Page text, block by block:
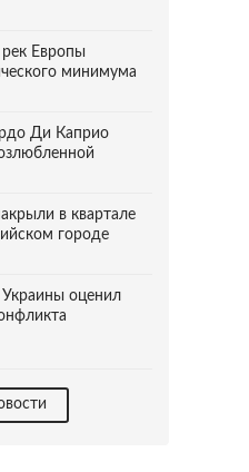
Европы
минимума
Ди Каприо
в квартале
городе
оценил